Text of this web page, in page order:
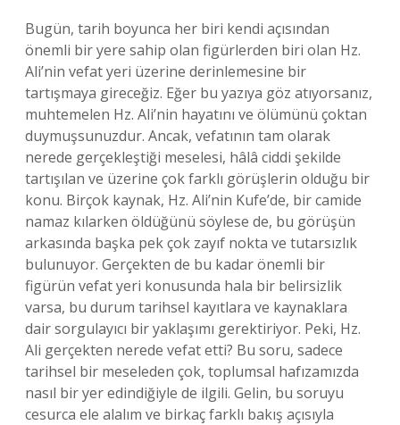
Bugün, tarih boyunca her biri kendi açısından
önemli bir yere sahip olan figürlerden biri olan Hz.
Ali’nin vefat yeri üzerine derinlemesine bir
tartışmaya gireceğiz. Eğer bu yazıya göz atıyorsanız,
muhtemelen Hz. Ali’nin hayatını ve ölümünü çoktan
duymuşsunuzdur. Ancak, vefatının tam olarak
nerede gerçekleştiği meselesi, hâlâ ciddi şekilde
tartışılan ve üzerine çok farklı görüşlerin olduğu bir
konu. Birçok kaynak, Hz. Ali’nin Kufe’de, bir camide
namaz kılarken öldüğünü söylese de, bu görüşün
arkasında başka pek çok zayıf nokta ve tutarsızlık
bulunuyor. Gerçekten de bu kadar önemli bir
figürün vefat yeri konusunda hala bir belirsizlik
varsa, bu durum tarihsel kayıtlara ve kaynaklara
dair sorgulayıcı bir yaklaşımı gerektiriyor. Peki, Hz.
Ali gerçekten nerede vefat etti? Bu soru, sadece
tarihsel bir meseleden çok, toplumsal hafızamızda
nasıl bir yer edindiğiyle de ilgili. Gelin, bu soruyu
cesurca ele alalım ve birkaç farklı bakış açısıyla